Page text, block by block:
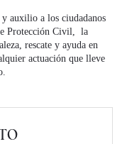
auxilio a los ciudadanos
Protección Civil, la
rescate y ayuda en
actuación que lleve